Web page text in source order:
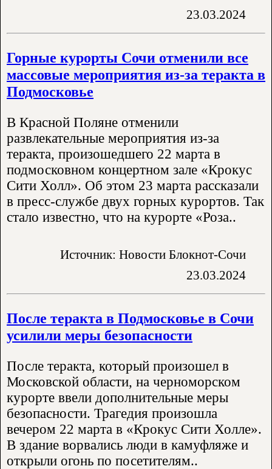
23.03.2024
Горные курорты Сочи отменили все
массовые мероприятия из-за теракта в
Подмосковье
В Красной Поляне отменили
развлекательные мероприятия из-за
теракта, произошедшего 22 марта в
подмосковном концертном зале «Крокус
Сити Холл». Об этом 23 марта рассказали
в пресс-службе двух горных курортов. Так
стало известно, что на курорте «Роза..
Источник: Новости Блокнот-Сочи
23.03.2024
После теракта в Подмосковье в Сочи
усилили меры безопасности
После теракта, который произошел в
Московской области, на черноморском
курорте ввели дополнительные меры
безопасности. Трагедия произошла
вечером 22 марта в «Крокус Сити Холле».
В здание ворвались люди в камуфляже и
открыли огонь по посетителям..